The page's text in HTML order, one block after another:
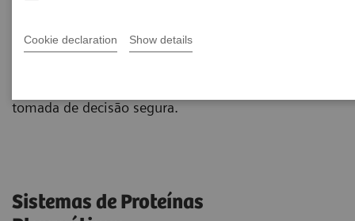
Cookie declaration Show details
para melhores resultados clínicos. Com o menu mais
tomada de decisão segura.
Sistemas de Proteínas